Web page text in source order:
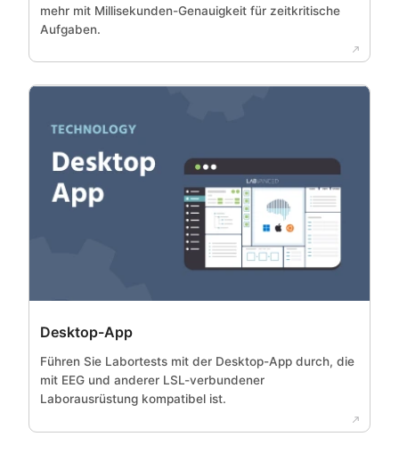
mehr mit Millisekunden-Genauigkeit für zeitkritische
Aufgaben.
Desktop-App
Führen Sie Labortests mit der Desktop-App durch, die
mit EEG und anderer LSL-verbundener
Laborausrüstung kompatibel ist.